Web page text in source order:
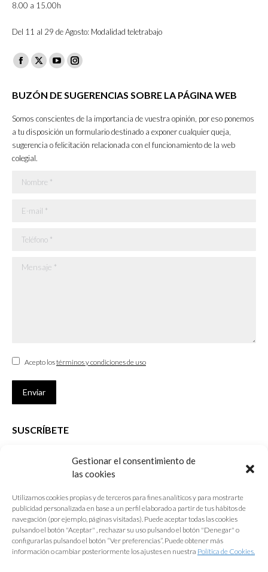
Gestionar el consentimiento de
las cookies
Utilizamos cookies propias y de terceros para fines analíticos y para mostrarte
publicidad personalizada en base a un perfil elaborado a partir de tus hábitos de
navegación (por ejemplo, páginas visitadas). Puede aceptar todas las cookies
pulsando el botón "Aceptar" , rechazar su uso pulsando el botón "Denegar" o
configurarlas pulsando el botón “Ver preferencias”. Puede obtener más
información o cambiar posteriormente los ajustes en nuestra Política de Cookies.
8.00 a 15.00h
Del 11 al 29 de Agosto: Modalidad teletrabajo
Facebook
opens
new
window
X
opens
new
window
YouTube
opens
new
window
Instagram
opens
in
new
window
BUZÓN DE SUGERENCIAS SOBRE LA PÁGINA WEB
Somos conscientes de la importancia de vuestra opinión, por eso ponemos
a tu disposición un formulario destinado a exponer cualquier queja,
sugerencia o felicitación relacionada con el funcionamiento de la web
colegial.
Nombre *
E-mail *
Teléfono *
Mensaje *
Acepto lostérminos y condiciones de uso
Enviar
SUSCRÍBETE
que desarrolla el Colegio de Arquitectos de Cádiz
E-mail *
Acepto lostérminos y condiciones de uso